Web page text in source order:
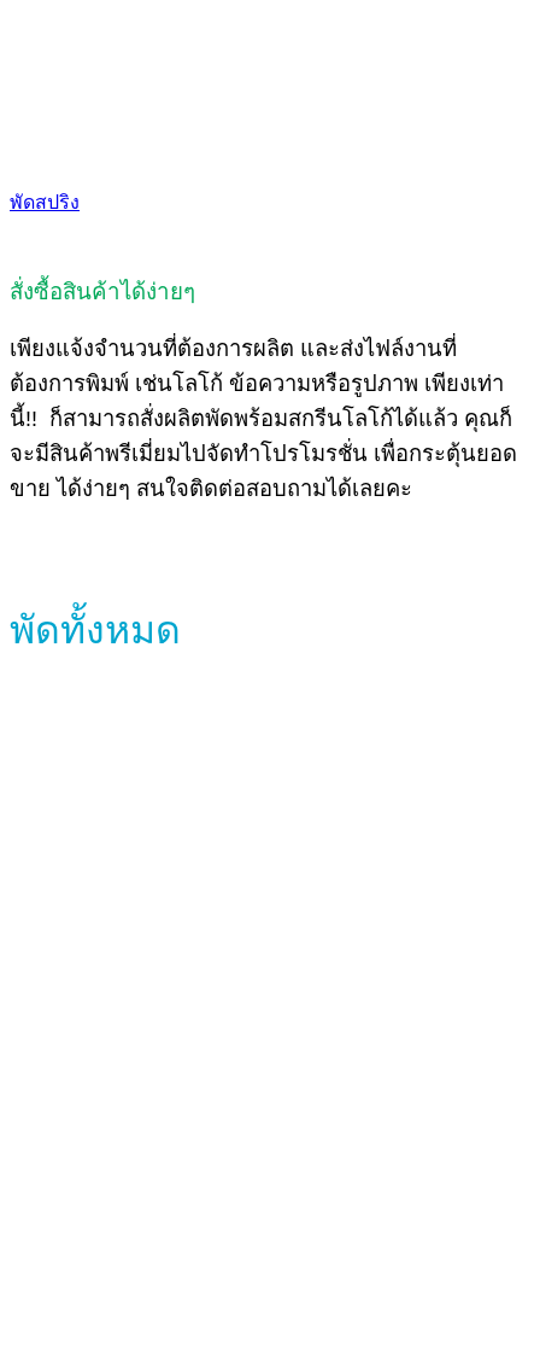
พัดสปริง
สั่งซื้อสินค้าได้ง่ายๆ
เพียงแจ้งจำนวนที่ต้องการผลิต และส่งไฟล์งานที่
ต้องการพิมพ์ เช่นโลโก้ ข้อความหรือรูปภาพ เพียงเท่า
นี้!! ก็สามารถสั่งผลิตพัดพร้อมสกรีนโลโก้ได้แล้ว คุณก็
จะมีสินค้าพรีเมี่ยมไปจัดทำโปรโมรชั่น เพื่อกระตุ้นยอด
ขาย ได้ง่ายๆ สนใจติดต่อสอบถามได้เลยคะ
พัดทั้งหมด